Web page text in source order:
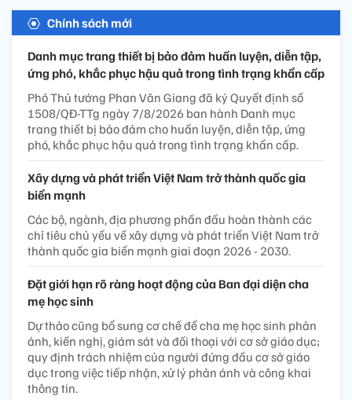
Chính sách mới
Danh mục trang thiết bị bảo đảm huấn luyện, diễn tập,
ứng phó, khắc phục hậu quả trong tình trạng khẩn cấp
Phó Thủ tướng Phan Văn Giang đã ký Quyết định số
1508/QĐ-TTg ngày 7/8/2026 ban hành Danh mục
trang thiết bị bảo đảm cho huấn luyện, diễn tập, ứng
phó, khắc phục hậu quả trong tình trạng khẩn cấp.
Xây dựng và phát triển Việt Nam trở thành quốc gia
biển mạnh
Các bộ, ngành, địa phương phấn đấu hoàn thành các
chỉ tiêu chủ yếu về xây dựng và phát triển Việt Nam trở
thành quốc gia biển mạnh giai đoạn 2026 - 2030.
Đặt giới hạn rõ ràng hoạt động của Ban đại diện cha
mẹ học sinh
Dự thảo cũng bổ sung cơ chế để cha mẹ học sinh phản
ánh, kiến nghị, giám sát và đối thoại với cơ sở giáo dục;
quy định trách nhiệm của người đứng đầu cơ sở giáo
dục trong việc tiếp nhận, xử lý phản ánh và công khai
thông tin.